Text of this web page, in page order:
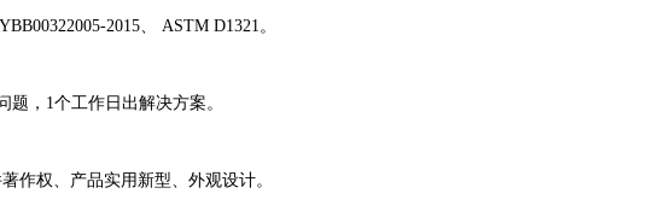
2015、 ASTM D1321。
，1个工作日出解决方案。
作权、产品实用新型、外观设计。